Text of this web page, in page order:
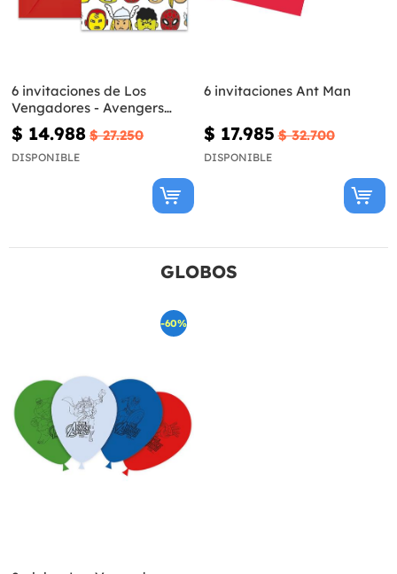
6 invitaciones de Los
Vengadores - Avengers
Cartoon
$ 14.988 $ 27.250
DISPONIBLE
6 invitaciones Ant Man
$ 17.985 $ 32.700
DISPONIBLE
GLOBOS
-60%